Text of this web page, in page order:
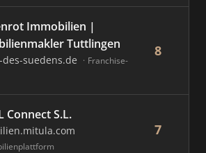
Immobilien |
Tuttlingen
suedens.de
Franchise-
8
Connect S.L.
7